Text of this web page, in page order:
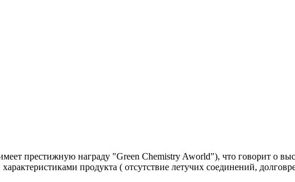
престижную награду "Green Chemistry Aworld"), что говорит о
продукта ( отсутствие летучих соединений,